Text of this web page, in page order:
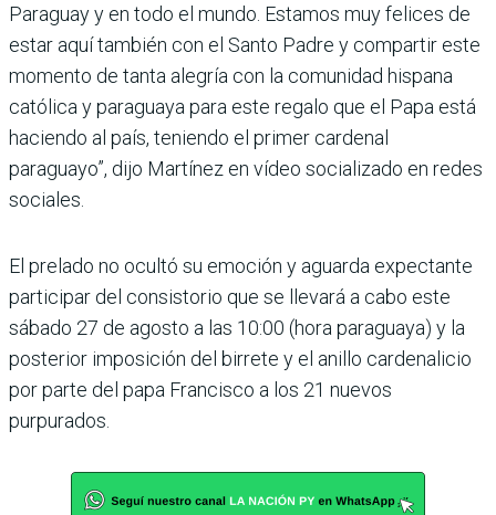
Paraguay y en todo el mundo. Estamos muy felices de
estar aquí también con el Santo Padre y compartir este
momento de tanta alegría con la comunidad hispana
católica y paraguaya para este regalo que el Papa está
haciendo al país, teniendo el primer cardenal
paraguayo”, dijo Martínez en vídeo socializado en redes
sociales.
El prelado no ocultó su emoción y aguarda expectante
participar del consistorio que se llevará a cabo este
sábado 27 de agosto a las 10:00 (hora paraguaya) y la
posterior imposición del birrete y el anillo cardenalicio
por parte del papa Francisco a los 21 nuevos
purpurados.